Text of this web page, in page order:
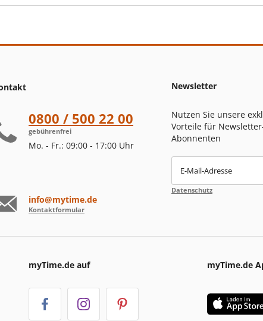
0800 / 500 22 00
gebührenfrei
Mo. - Fr.: 09:00 - 17:00 Uhr
info@mytime.de
Kontaktformular
Newsletter
Nutzen Sie unsere
Vorteile für
Abonnenten
E-Mail-Adresse
Datenschutz
myTime.de auf myTime.de